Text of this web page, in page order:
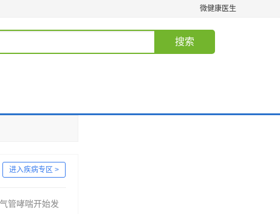
微健康医生
搜索
进入疾病专区 >
管哮喘开始发